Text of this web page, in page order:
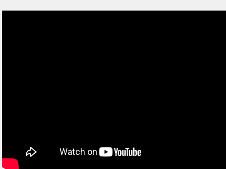
(0 Reviews)